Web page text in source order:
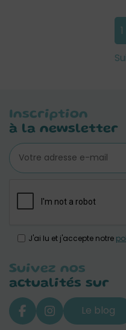
1
Inscription
à la newsletter
J'ai lu et j'accepte notre
Suivez nos
actualités sur
Le blog